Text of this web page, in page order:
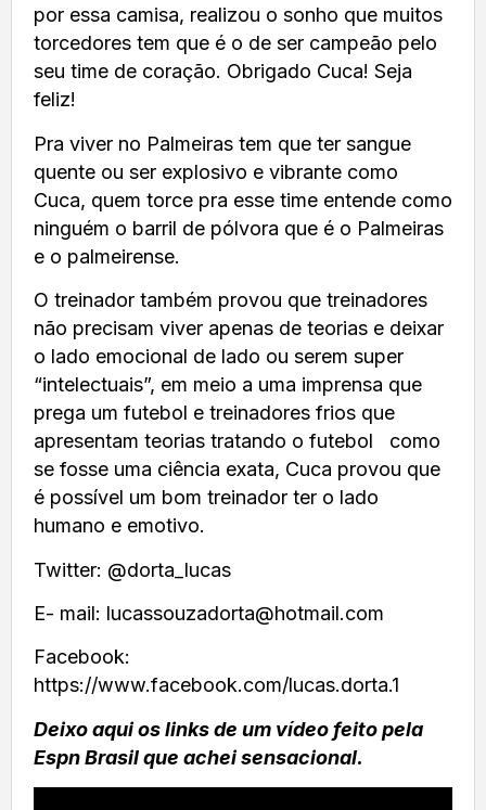
por essa camisa, realizou o sonho que muitos
torcedores tem que é o de ser campeão pelo
seu time de coração. Obrigado Cuca! Seja
feliz!
Pra viver no Palmeiras tem que ter sangue
quente ou ser explosivo e vibrante como
Cuca, quem torce pra esse time entende como
ninguém o barril de pólvora que é o Palmeiras
e o palmeirense.
O treinador também provou que treinadores
não precisam viver apenas de teorias e deixar
o lado emocional de lado ou serem super
“intelectuais”, em meio a uma imprensa que
prega um futebol e treinadores frios que
apresentam teorias tratando o futebol como
se fosse uma ciência exata, Cuca provou que
é possível um bom treinador ter o lado
humano e emotivo.
Twitter: @dorta_lucas
E- mail: lucassouzadorta@hotmail.com
Facebook:
https://www.facebook.com/lucas.dorta.1
Deixo aqui os links de um vídeo feito pela
Espn Brasil que achei sensacional.